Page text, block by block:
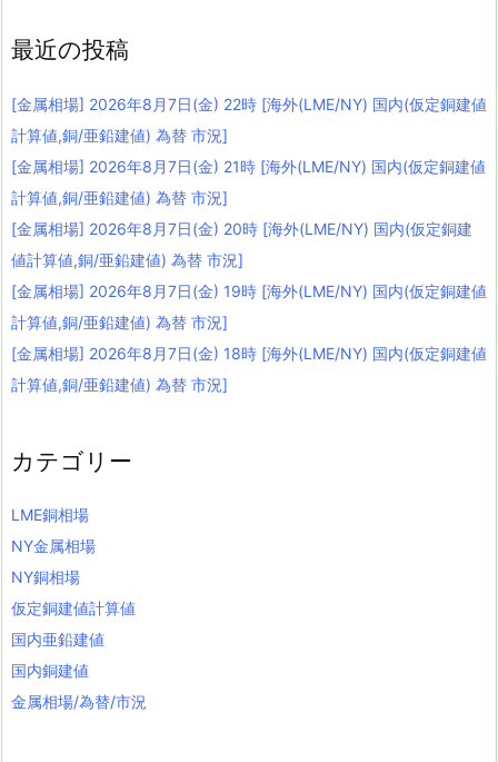
最近の投稿
[金属相場] 2026年8月7日(金) 22時 [海外(LME/NY) 国内(仮定銅建値
計算値,銅/亜鉛建値) 為替 市況]
[金属相場] 2026年8月7日(金) 21時 [海外(LME/NY) 国内(仮定銅建値
計算値,銅/亜鉛建値) 為替 市況]
[金属相場] 2026年8月7日(金) 20時 [海外(LME/NY) 国内(仮定銅建
値計算値,銅/亜鉛建値) 為替 市況]
[金属相場] 2026年8月7日(金) 19時 [海外(LME/NY) 国内(仮定銅建値
計算値,銅/亜鉛建値) 為替 市況]
[金属相場] 2026年8月7日(金) 18時 [海外(LME/NY) 国内(仮定銅建値
計算値,銅/亜鉛建値) 為替 市況]
カテゴリー
LME銅相場
NY金属相場
NY銅相場
仮定銅建値計算値
国内亜鉛建値
国内銅建値
金属相場/為替/市況